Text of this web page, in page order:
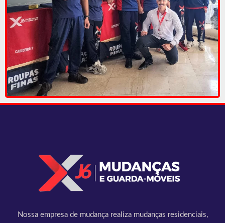
Nossa empresa de mudança realiza mudanças residenciais,